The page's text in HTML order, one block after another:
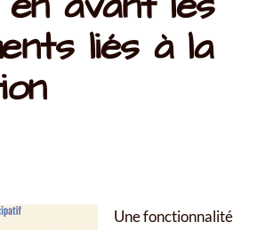
liés à la
Une fonctionnalité